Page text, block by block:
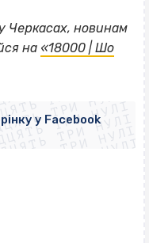
Черкасах, новинам
на «18000 | Шо
ТРИ НУЛІ
ТРИ НУЛІ
ТРИ НУЛІ
ТРИ НУЛІ
ТРИ НУЛІ
ТРИ НУЛІ
ТРИ НУЛІ
ТРИ НУЛІ
у Facebook